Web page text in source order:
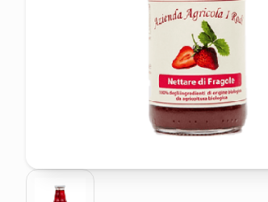
elenco telefonico